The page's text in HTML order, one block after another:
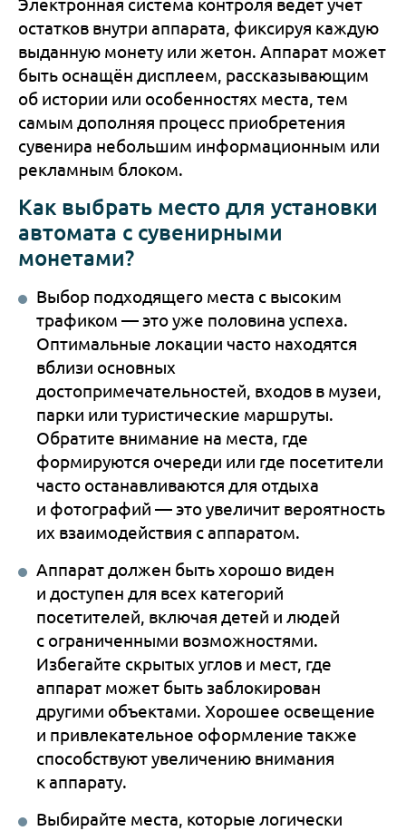
Электронная система контроля ведёт учёт
остатков внутри аппарата, фиксируя каждую
выданную монету или жетон. Аппарат может
быть оснащён дисплеем, рассказывающим
об истории или особенностях места, тем
самым дополняя процесс приобретения
сувенира небольшим информационным или
рекламным блоком.
Как выбрать место для установки
автомата с сувенирными
монетами?
Выбор подходящего места с высоким
трафиком — это уже половина успеха.
Оптимальные локации часто находятся
вблизи основных
достопримечательностей, входов в музеи,
парки или туристические маршруты.
Обратите внимание на места, где
формируются очереди или где посетители
часто останавливаются для отдыха
и фотографий — это увеличит вероятность
их взаимодействия с аппаратом.
Аппарат должен быть хорошо виден
и доступен для всех категорий
посетителей, включая детей и людей
с ограниченными возможностями.
Избегайте скрытых углов и мест, где
аппарат может быть заблокирован
другими объектами. Хорошее освещение
и привлекательное оформление также
способствуют увеличению внимания
к аппарату.
Выбирайте места, которые логически